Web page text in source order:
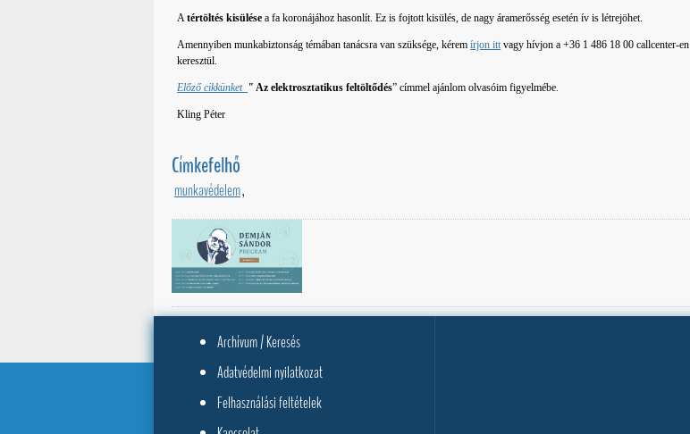
Atértöltés kisülése a fa koronájához hasonlít. Ez is fojtott kisülés, de nagy áramerősség esetén ív is létrejöhet.
Amennyiben munkabiztonság témában tanácsra van szüksége, kéremírjon itt vagy hívjon a +36 1 486 18 00 callcenter-en
keresztül.
Előző cikkünket " Az elektrosztatikus feltöltődés” címmel ajánlom olvasóim figyelmébe.
Kling Péter
Címkefelhő
munkavédelem,
Archívum / Keresés
Adatvédelmi nyilatkozat
Felhasználási feltételek